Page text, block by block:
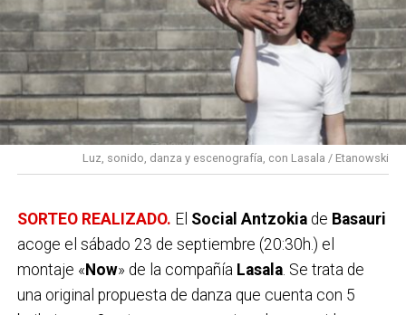
Luz, sonido, danza y escenografía, con Lasala / Etanowski
SORTEO REALIZADO. El Social Antzokiade Basauri
acoge el sábado 23 de septiembre (20:30h.) el
montaje « Now» de la compañía Lasala. Se trata de
una original propuesta de danza que cuenta con 5